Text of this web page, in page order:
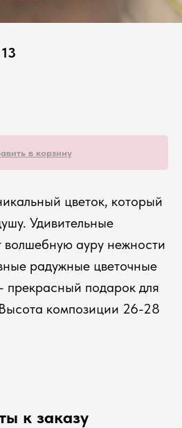
в корзину
цветок, который
Удивительные
волшебную ауру нежности
радужные цветочные
прекрасный подарок для
композиции 26-28
к заказу